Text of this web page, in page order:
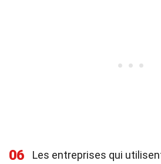
06
Les entreprises qui